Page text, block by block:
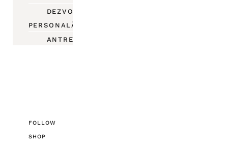
DEZVOLTARE
PERSONALĂ
ANTREPRENORIAT
FOLLOW
SHOP